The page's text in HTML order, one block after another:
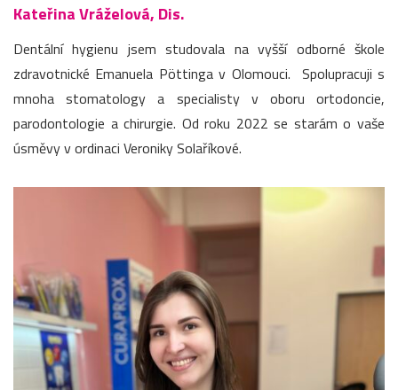
Kateřina Vráželová, Dis.
Dentální hygienu jsem studovala na vyšší odborné škole
zdravotnické Emanuela Pöttinga v Olomouci. Spolupracuji s
mnoha stomatology a specialisty v oboru ortodoncie,
parodontologie a chirurgie. Od roku 2022 se starám o vaše
úsměvy v ordinaci Veroniky Solaříkové.